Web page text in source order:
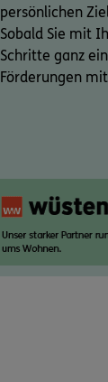
persönlichen
Sobald Sie mit
Schritte ganz
Förderungen